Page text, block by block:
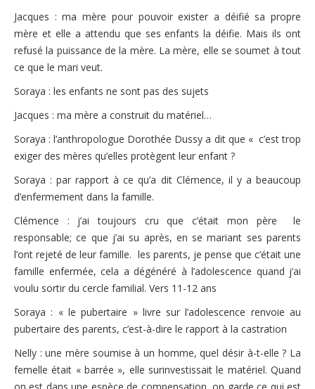
Jacques : ma mère pour pouvoir exister a déifié sa propre
mère et elle a attendu que ses enfants la déifie. Mais ils ont
refusé la puissance de la mère. La mère, elle se soumet à tout
ce que le mari veut.
Soraya : les enfants ne sont pas des sujets
Jacques : ma mère a construit du matériel…
Soraya : l’anthropologue Dorothée Dussy a dit que « c’est trop
exiger des mères qu’elles protègent leur enfant ?
Soraya : par rapport à ce qu’a dit Clémence, il y a beaucoup
d’enfermement dans la famille.
Clémence : j’ai toujours cru que c’était mon père le
responsable; ce que j’ai su après, en se mariant ses parents
l’ont rejeté de leur famille. les parents, je pense que c’était une
famille enfermée, cela a dégénéré à l’adolescence quand j’ai
voulu sortir du cercle familial. Vers 11-12 ans
Soraya : « le pubertaire » livre sur l’adolescence renvoie au
pubertaire des parents, c’est-à-dire le rapport à la castration
Nelly : une mère soumise à un homme, quel désir à-t-elle ? La
femelle était « barrée », elle surinvestissait le matériel. Quand